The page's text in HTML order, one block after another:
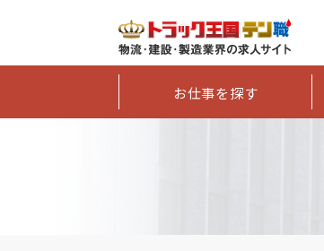
お仕事を探す